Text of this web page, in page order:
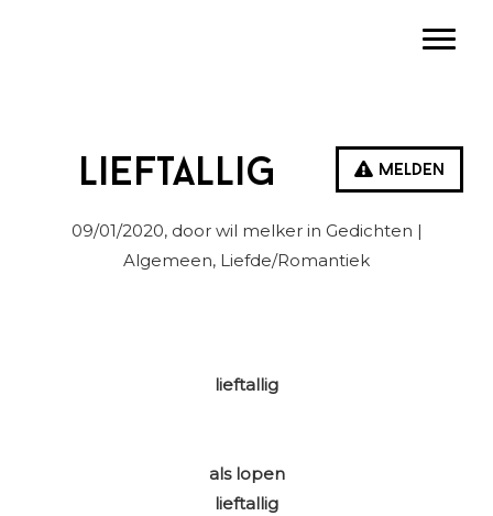
Melden
Lieftallig
09/01/2020, door wil melker in Gedichten |
Algemeen, Liefde/Romantiek
lieftallig
als lopen
lieftallig